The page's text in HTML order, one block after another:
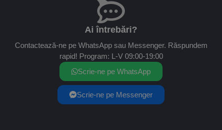
Ai întrebări?
Contactează-ne pe WhatsApp sau Messenger. Răspundem
rapid! Program: L-V 09:00-19:00
Scrie-ne pe WhatsApp
Scrie-ne pe Messenger